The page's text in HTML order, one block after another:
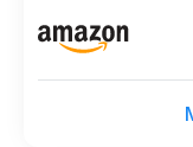
Elasticizzati
e Tempo Libero